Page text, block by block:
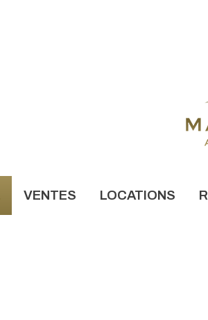
VENTES LOCATIONS